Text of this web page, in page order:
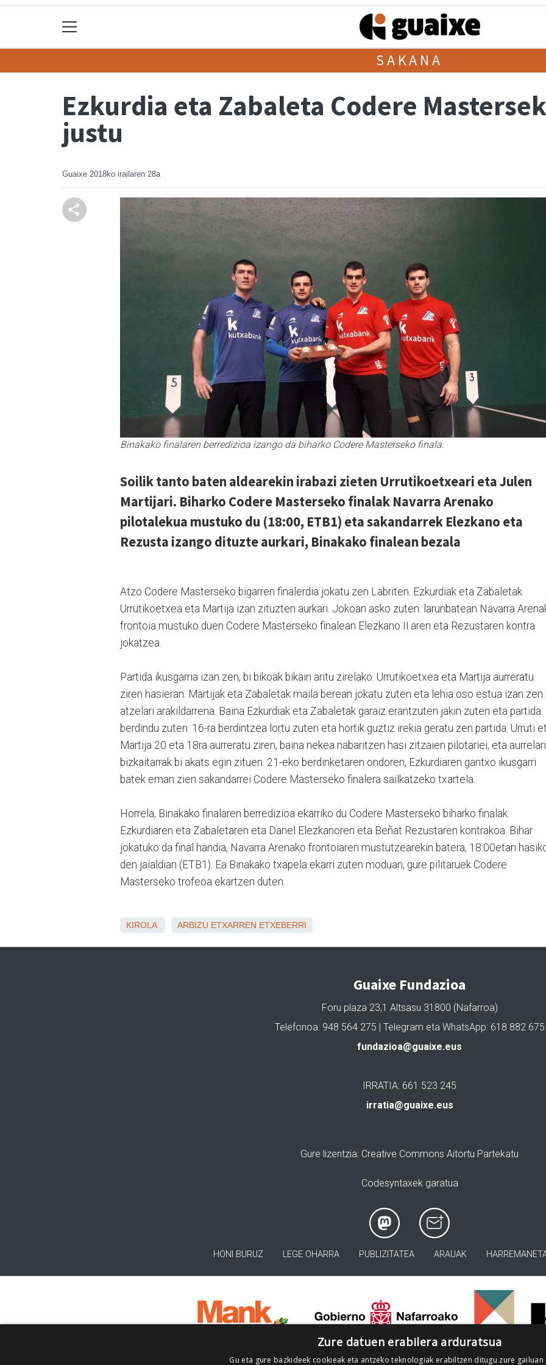
SAKANA
Ezkurdia eta Zabaleta Codere
justu
Guaixe 2018ko irailaren 28a
Binakako finalaren berredizioa izango da biharko Codere Masterseko finala.
Soilik tanto baten aldearekin irabazi zieten Urrutikoetxeari eta Julen
Martijari. Biharko Codere Masterseko finalak Navarra Arenako
pilotalekua mustuko du (18:00, ETB1) eta sakandarrek Elezkano eta
Rezusta izango dituzte aurkari, Binakako finalean bezala
Atzo Codere Masterseko bigarren finalerdia jokatu zen Labriten. Ezkurdiak eta Zabaletak
Urrutikoetxea eta Martija izan zituzten aurkari. Jokoan asko zuten: larunbatean Navarra
frontoia mustuko duen Codere Masterseko finalean Elezkano II.aren eta Rezustaren kontra
jokatzea.
Partida ikusgarria izan zen, bi bikoak bikain aritu zirelako. Urrutikoetxea eta Martija aurreratu
ziren hasieran. Martijak eta Zabaletak maila berean jokatu zuten eta lehia oso estua izan zen
atzelari arakildarrena. Baina Ezkurdiak eta Zabaletak garaiz erantzuten jakin zuten eta partida
berdindu zuten. 16-ra berdintzea lortu zuten eta hortik guztiz irekia geratu zen partida. Urruti
Martija 20 eta 18ra aurreratu ziren, baina nekea nabaritzen hasi zitzaien pilotariei, eta aurrelari
bizkaitarrak bi akats egin zituen. 21-eko berdinketaren ondoren, Ezkurdiaren gantxo ikusgarri
batek eman zien sakandarrei Codere Masterseko finalera sailkatzeko txartela.
Horrela, Binakako finalaren berredizioa ekarriko du Codere Masterseko biharko finalak:
Ezkurdiaren eta Zabaletaren eta Danel Elezkanoren eta Beñat Rezustaren kontrakoa. Bihar
jokatuko da final handia, Navarra Arenako frontoiaren mustutzearekin batera, 18:00etan
den jaialdian (ETB1). Ea Binakako txapela ekarri zuten moduan, gure pilitaruek Codere
Masterseko trofeoa ekartzen duten.
KIROLA ARBIZU ETXARREN ETXEBERRI
Guaixe Fundazioa
Foru plaza 23,1 Altsasu 31800 (Nafarroa)
Telefonoa: 948 564 275 | Telegram eta WhatsApp: 618 882 675
fundazioa@guaixe.eus
IRRATIA: 661 523 245
irratia@guaixe.eus
Gure lizentzia: Creative Commons Aitortu Partekatu
Codesyntaxek garatua
HONI BURUZ LEGE OHARRA PUBLIZITATEA ARAUAK
Zure datuen erabilera arduratsua
Gu eta gure bazkideek cookieak eta antzeko teknologiak erabiltzen ditugu zure